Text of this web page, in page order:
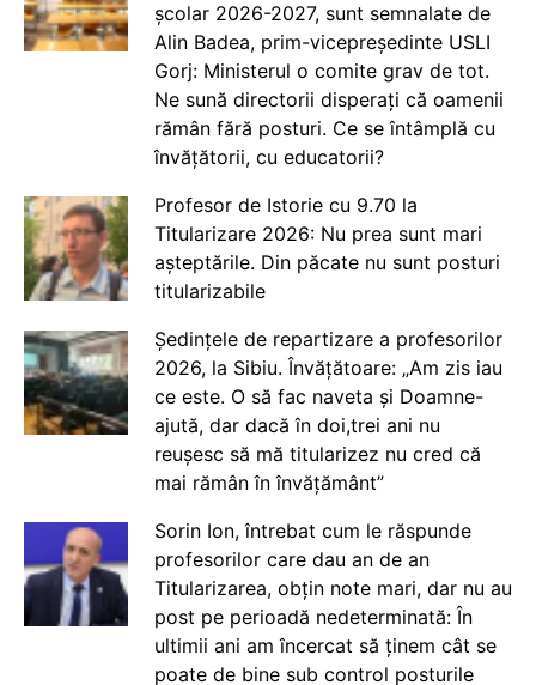
școlar 2026-2027, sunt semnalate de
Alin Badea, prim-vicepreședinte USLI
Gorj: Ministerul o comite grav de tot.
Ne sună directorii disperați că oamenii
rămân fără posturi. Ce se întâmplă cu
învățătorii, cu educatorii?
Profesor de Istorie cu 9.70 la
Titularizare 2026: Nu prea sunt mari
așteptările. Din păcate nu sunt posturi
titularizabile
Ședințele de repartizare a profesorilor
2026, la Sibiu. Învățătoare: „Am zis iau
ce este. O să fac naveta și Doamne-
ajută, dar dacă în doi,trei ani nu
reușesc să mă titularizez nu cred că
mai rămân în învățământ”
Sorin Ion, întrebat cum le răspunde
profesorilor care dau an de an
Titularizarea, obțin note mari, dar nu au
post pe perioadă nedeterminată: În
ultimii ani am încercat să ținem cât se
poate de bine sub control posturile